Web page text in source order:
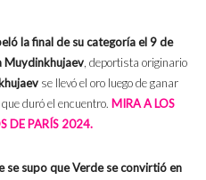
la final de su categoría el 9 de
Muydinkhujaev, deportista originario
se llevó el oro luego de ganar
que duró el encuentro. MIRA A LOS
DE PARÍS 2024.
se supo que Verde se convirtió en